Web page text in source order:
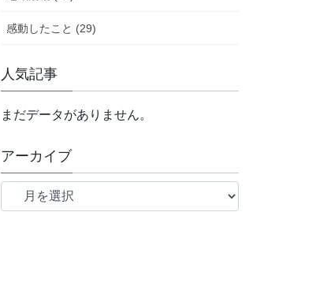
感動したこと (29)
人気記事
まだデータがありません。
アーカイブ
ア